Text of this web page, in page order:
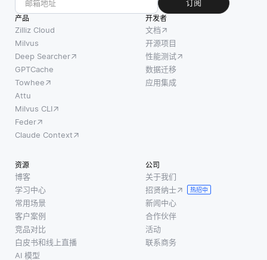
VGG或R
保持
患者
数据
的私
性。
用其
自身
数据
在本
地训
练模
型，
因为
积和
池化
订阅
产品
Zilliz Cloud
Milvus
Deep Searcher
GPTCache
Towhee
Attu
Milvus CLI
Feder
Claude Context
开发者
文档
开源项目
性能测试
数据迁移
应用集成
资源
博客
学习中心
常用场景
客户案例
竞品对比
白皮书和线上直播
AI 模型
公司
关于我们
招贤纳士
热招中
新闻中心
合作伙伴
活动
联系商务